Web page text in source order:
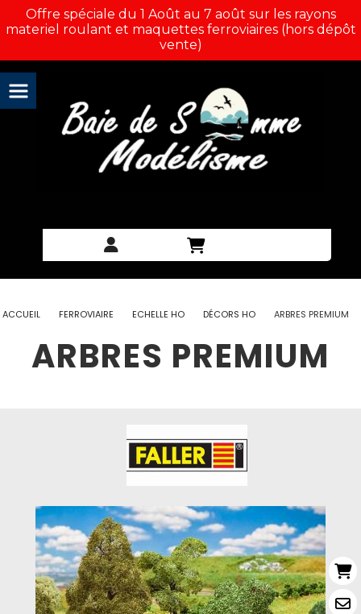
Offre spéciale du 1 Août au 7 août sur les rayons
materiel roulant et maquettes ferroviaires (hors dépôt
vente)
ACCUEIL FERROVIAIRE ECHELLE HO DÉCORS HO ARBRES PREMIUM
ARBRES PREMIUM
Panneau de gestion des cookies